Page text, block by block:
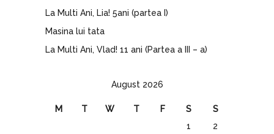
La Multi Ani, Lia! 5ani (partea I)
Masina lui tata
La Multi Ani, Vlad! 11 ani (Partea a III – a)
August 2026
M T W T F S
S
1
2